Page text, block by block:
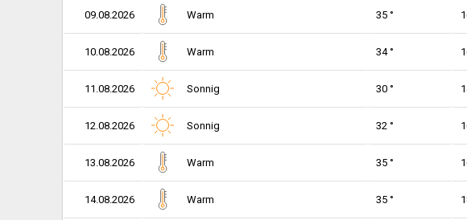
09.08.2026 Warm 35 °
10.08.2026 Warm 34 °
11.08.2026 Sonnig 30 °
12.08.2026 Sonnig 32 °
13.08.2026 Warm 35 °
14.08.2026 Warm 35 °